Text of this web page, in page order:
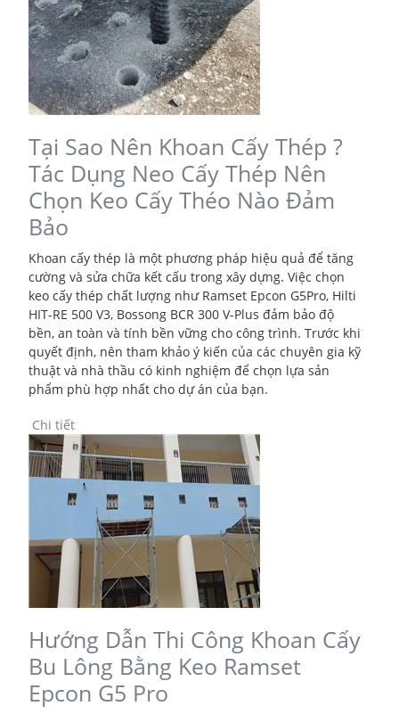
Tại Sao Nên Khoan Cấy Thép ?
Tác Dụng Neo Cấy Thép Nên
Chọn Keo Cấy Théo Nào Đảm
Bảo
Khoan cấy thép là một phương pháp hiệu quả để tăng
cường và sửa chữa kết cấu trong xây dựng. Việc chọn
keo cấy thép chất lượng như Ramset Epcon G5Pro, Hilti
HIT-RE 500 V3, Bossong BCR 300 V-Plus đảm bảo độ
bền, an toàn và tính bền vững cho công trình. Trước khi
quyết định, nên tham khảo ý kiến của các chuyên gia kỹ
thuật và nhà thầu có kinh nghiệm để chọn lựa sản
phẩm phù hợp nhất cho dự án của bạn.
Chi tiết
Hướng Dẫn Thi Công Khoan Cấy
Bu Lông Bằng Keo Ramset
Epcon G5 Pro